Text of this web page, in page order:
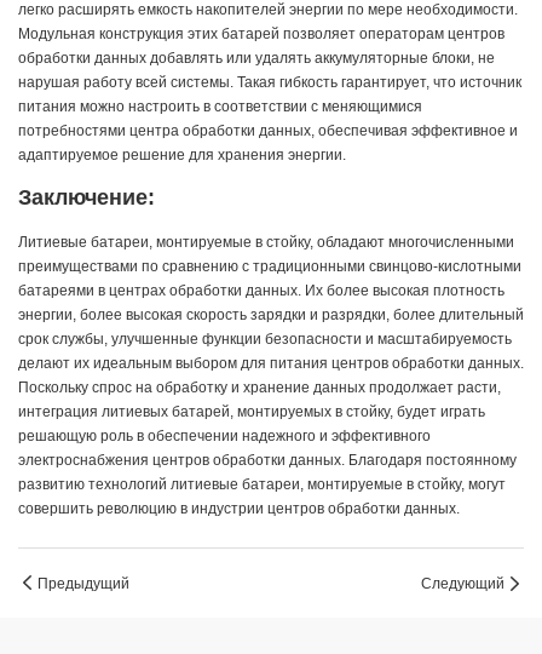
легко расширять емкость накопителей энергии по мере необходимости.
Модульная конструкция этих батарей позволяет операторам центров
обработки данных добавлять или удалять аккумуляторные блоки, не
нарушая работу всей системы. Такая гибкость гарантирует, что источник
питания можно настроить в соответствии с меняющимися
потребностями центра обработки данных, обеспечивая эффективное и
адаптируемое решение для хранения энергии.
Заключение:
Литиевые батареи, монтируемые в стойку, обладают многочисленными
преимуществами по сравнению с традиционными свинцово-кислотными
батареями в центрах обработки данных. Их более высокая плотность
энергии, более высокая скорость зарядки и разрядки, более длительный
срок службы, улучшенные функции безопасности и масштабируемость
делают их идеальным выбором для питания центров обработки данных.
Поскольку спрос на обработку и хранение данных продолжает расти,
интеграция литиевых батарей, монтируемых в стойку, будет играть
решающую роль в обеспечении надежного и эффективного
электроснабжения центров обработки данных. Благодаря постоянному
развитию технологий литиевые батареи, монтируемые в стойку, могут
совершить революцию в индустрии центров обработки данных.
Предыдущий Следующий